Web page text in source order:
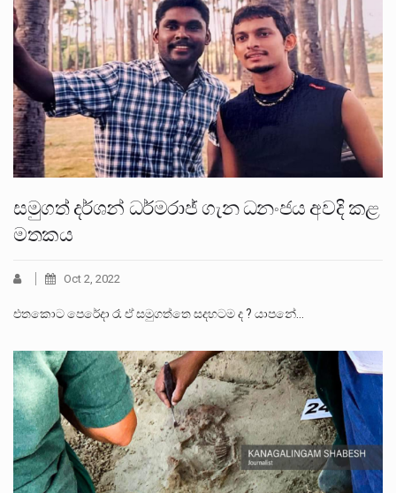
සමුගත් දර්ශන් ධර්මරාජ් ගැන ධනංජය අවදි කළ
මතකය
Oct 2, 2022
එතකොට පෙරේදා රෑ ඒ සමුගත්තෙ සදහටම ද ? යාපනේ…